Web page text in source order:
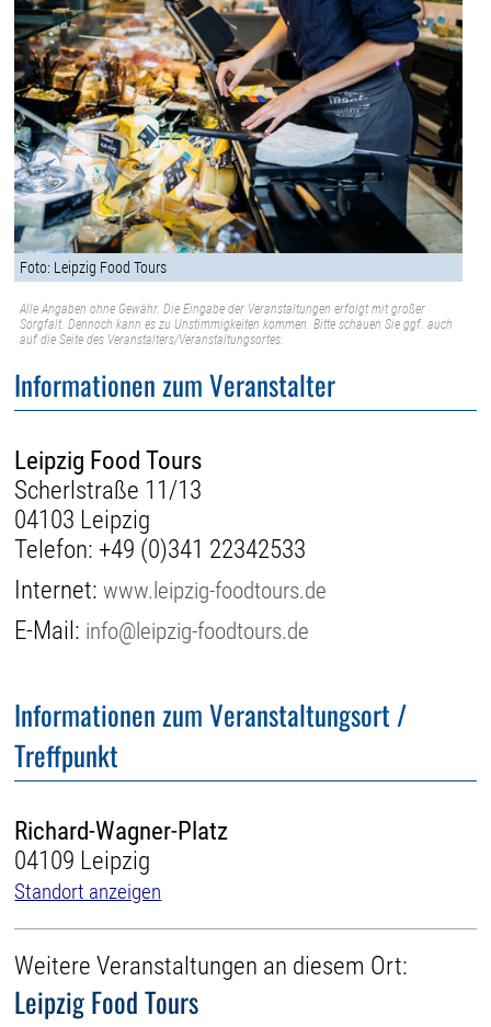
Foto: Leipzig Food Tours
Alle Angaben ohne Gewähr. Die Eingabe der Veranstaltungen erfolgt mit großer
Sorgfalt. Dennoch kann es zu Unstimmigkeiten kommen. Bitte schauen Sie ggf. auch
auf die Seite des Veranstalters/Veranstaltungsortes.
Informationen zum Veranstalter
Leipzig Food Tours
Scherlstraße 11/13
04103 Leipzig
Telefon: +49 (0)341 22342533
Internet:www.leipzig-foodtours.de
E-Mail: info@leipzig-foodtours.de
Informationen zum Veranstaltungsort /
Treffpunkt
Richard-Wagner-Platz
04109 Leipzig
Standort anzeigen
Weitere Veranstaltungen an diesem Ort:
Leipzig Food Tours